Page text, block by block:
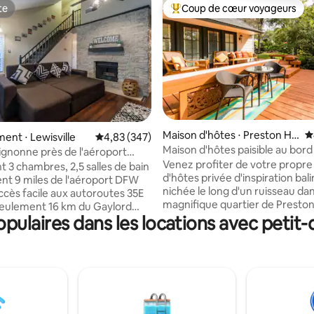
base de 197 commentaires : 4,92 sur 5
⋅ Lewisville Évaluation moyenne sur la base de 347
4,83 (347)
près de l'aéroport
Grapevine Mills/Lego
3 chambres, 2,5 salles de bain
9 miles de l'aéroport DFW
facile aux autoroutes 35E
16 km du Gaylord
centre commercial Grapevine
Discovery Center.
pour les soirées cinéma. Une
Coups de cœur voyageurs les
Coup de cœur voyageurs
Maison d'hôtes ⋅ Preston Ho
llow West
Maison d'hôtes paisible au
ruisseau et jardin zen
Venez profiter de votre propre
d'hôtes privée d'inspiration
nichée le long d'un ruisseau
magnifique quartier de
Dallas. Extrêmement rare à
Dallas ! Détendez-vous dans
entièrement séparé de la
principale et très privé. Ne
dans les locations avec petit-